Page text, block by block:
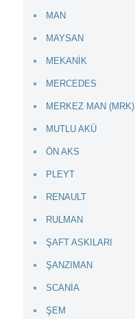
MAN
MAYSAN
MEKANİK
MERCEDES
MERKEZ MAN (MRK)
MUTLU AKÜ
ÖN AKS
PLEYT
RENAULT
RULMAN
ŞAFT ASKILARI
ŞANZIMAN
SCANİA
ŞEM